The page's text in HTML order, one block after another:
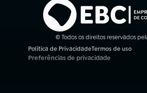
© Todos os direitos reservados
Política de Privacidade
(abre em nova aba)
Termos de uso
(abre em nova aba)
Preferências de privacidade